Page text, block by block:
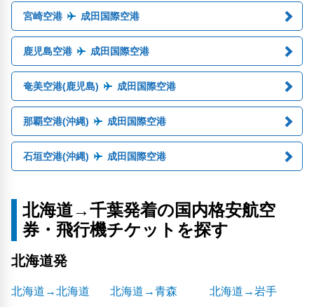
宮崎空港 成田国際空港
鹿児島空港 成田国際空港
奄美空港(鹿児島) 成田国際空港
那覇空港(沖縄) 成田国際空港
石垣空港(沖縄) 成田国際空港
北海道→千葉発着の国内格安航空
券・飛行機チケットを探す
北海道発
北海道→北海道 北海道→青森
北海道→岩手